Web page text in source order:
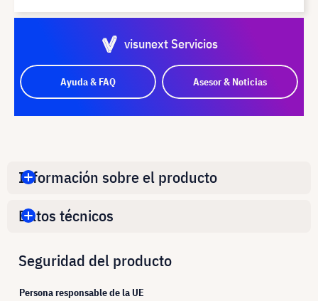
visunext Servicios
Ayuda & FAQ Asesor & Noticias
Información sobre el producto
Datos técnicos
Seguridad del producto
Persona responsable de la UE